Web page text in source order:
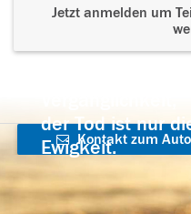
Jetzt anmelden um
der Tod ist nur
Ewigkeit.
Kontakt zum
aufnehmen